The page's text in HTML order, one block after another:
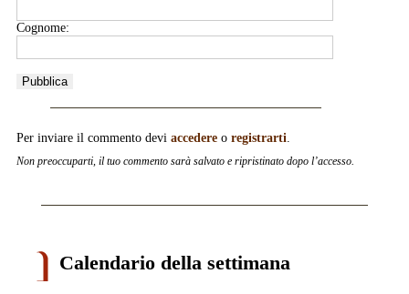
Cognome:
Per inviare il commento devi accedereo registrarti.
Non preoccuparti, il tuo commento sarà salvato e ripristinato dopo l’accesso.
Calendario della settimana